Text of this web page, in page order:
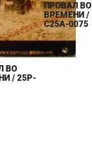
ВО
/ 25P-
ПРОВАЛ ВО
ВРЕМЕНИ /
C25A-0075